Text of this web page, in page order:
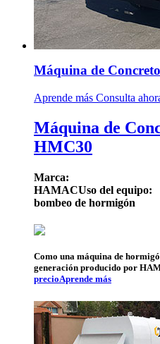
Máquina de
Aprende más Consulta
Máquina de
HMC30
Marca:
HAMACUso del equipo:
bombeo de hormigón
Como una máquina de
generación producido por
precioAprende más